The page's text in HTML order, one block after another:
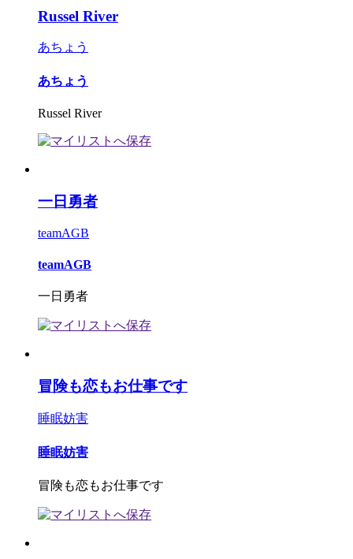
Russel River
あちょう
あちょう
Russel River
一日勇者
teamAGB
teamAGB
一日勇者
冒険も恋もお仕事です
睡眠妨害
睡眠妨害
冒険も恋もお仕事です